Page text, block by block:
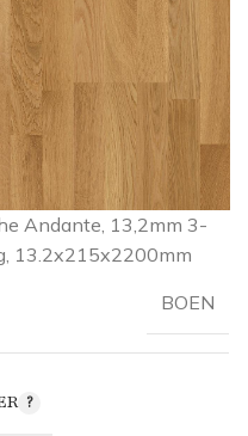
Andante, 13,2mm 3-
13.2x215x2200mm
BOEN